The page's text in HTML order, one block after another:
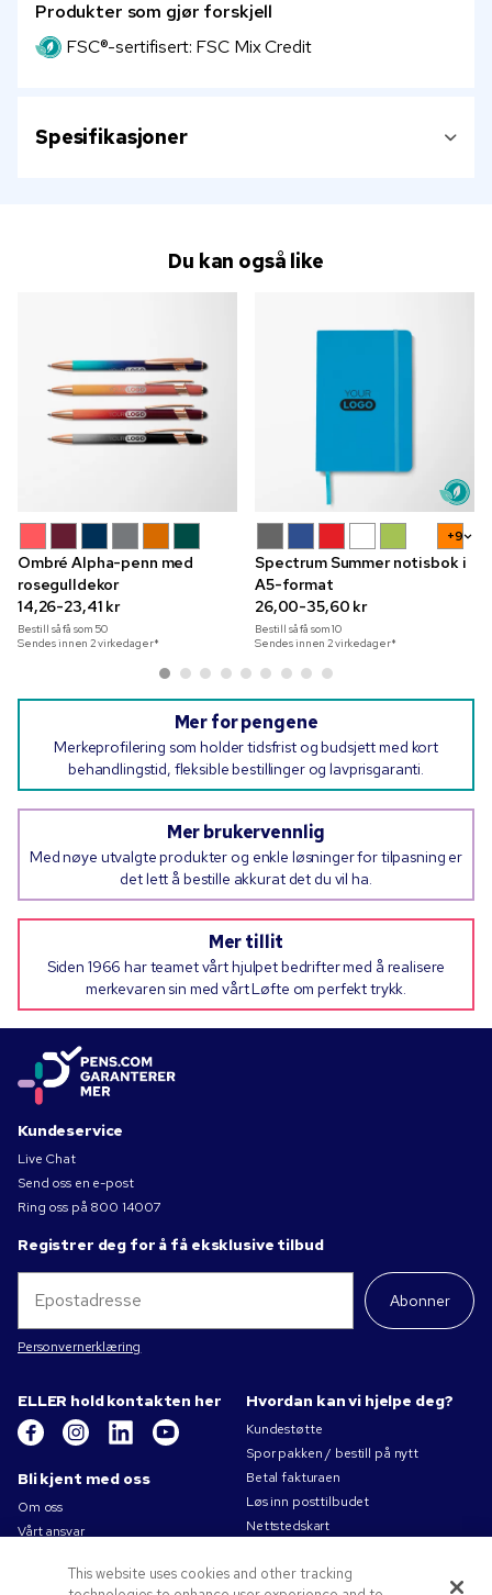
Produkter som gjør forskjell
FSC®-sertifisert: FSC Mix Credit
Spesifikasjoner
Du kan også like
Ombré Alpha-penn med
rosegulldekor
14,26-23,41 kr
Bestill så få som 50
Sendes innen 2 virkedager*
+9
Spectrum Summer notisbok i
A5-format
26,00-35,60 kr
Bestill så få som10
Sendes innen 2 virkedager*
Mer for pengene
Merkeprofilering som holder tidsfrist og budsjett med kort
behandlingstid, fleksible bestillinger og lavprisgaranti.
Mer brukervennlig
Med nøye utvalgte produkter og enkle løsninger for tilpasning er
det lett å bestille akkurat det du vil ha.
Mer tillit
Siden 1966 har teamet vårt hjulpet bedrifter med å realisere
merkevaren sin med vårt Løfte om perfekt trykk.
Kundeservice
Live Chat
Send oss en e-post
Ring oss på 800 14007
Registrer deg for å få eksklusive tilbud
Abonner
Personvernerklæring
ELLER hold kontakten her
Bli kjent med oss
Om oss
Vårt ansvar
Bruksvilkår
Hvordan kan vi hjelpe deg?
Kundestøtte
Spor pakken / bestill på nytt
Betal fakturaen
Løs inn posttilbudet
Nettstedskart
This website uses cookies and other tracking